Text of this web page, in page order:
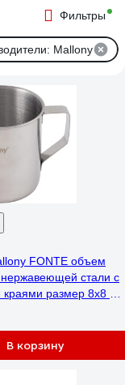
Фильтры
Mallony
FONTE объем
стали с
краями размер 8x8 см
В корзину